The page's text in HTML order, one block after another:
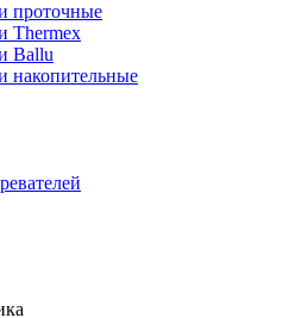
проточные
Thermex
Ballu
накопительные